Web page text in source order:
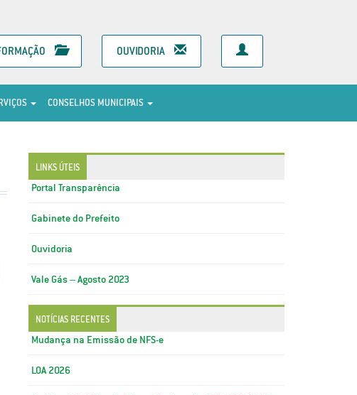
OUVIDORIA
CONSELHOS MUNICIPAIS
LINKS ÚTEIS
Portal Transparência
Gabinete do Prefeito
Ouvidoria
Vale Gás – Agosto 2023
NOTÍCIAS RECENTES
Mudança na Emissão de NFS-e
LOA 2026